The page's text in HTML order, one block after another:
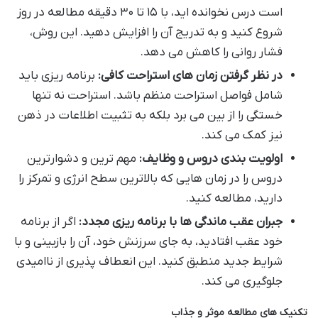
است درس نخوانده اید، با ۱۵ تا ۳۰ دقیقه مطالعه در روز
شروع کنید و به تدریج آن را افزایش دهید. این روش،
فشار روانی را کاهش می دهد.
در نظر گرفتن زمان های استراحت کافی: برنامه ریزی باید
شامل فواصل استراحت منظم باشد. استراحت نه تنها
خستگی را از بین می برد بلکه به تثبیت اطلاعات در ذهن
نیز کمک می کند.
اولویت بندی دروس و وظایف: مهم ترین و دشوارترین
دروس را در زمان هایی که بالاترین سطح انرژی و تمرکز را
دارید، مطالعه کنید.
جبران عقب ماندگی ها با برنامه ریزی مجدد: اگر از برنامه
خود عقب افتادید، به جای سرزنش خود، آن را بازبینی و با
شرایط جدید منطبق کنید. این انعطاف پذیری از ناامیدی
جلوگیری می کند.
تکنیک های مطالعه موثر و جذاب